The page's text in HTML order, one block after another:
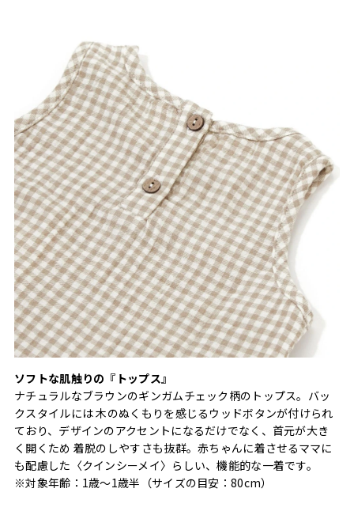
ソフトな肌触りの『トップス』
ナチュラルなブラウンのギンガムチェック柄のトップス。バッ
クスタイルには 木のぬくもりを感じるウッドボタンが付けられ
ており、デザインのアクセントになるだけでなく、首元が大き
く開くため 着脱のしやすさも抜群。赤ちゃんに着させるママに
も配慮した〈クインシーメイ〉らしい、機能的な一着です。
※対象年齢：1歳〜1歳半（サイズの目安：80cm）